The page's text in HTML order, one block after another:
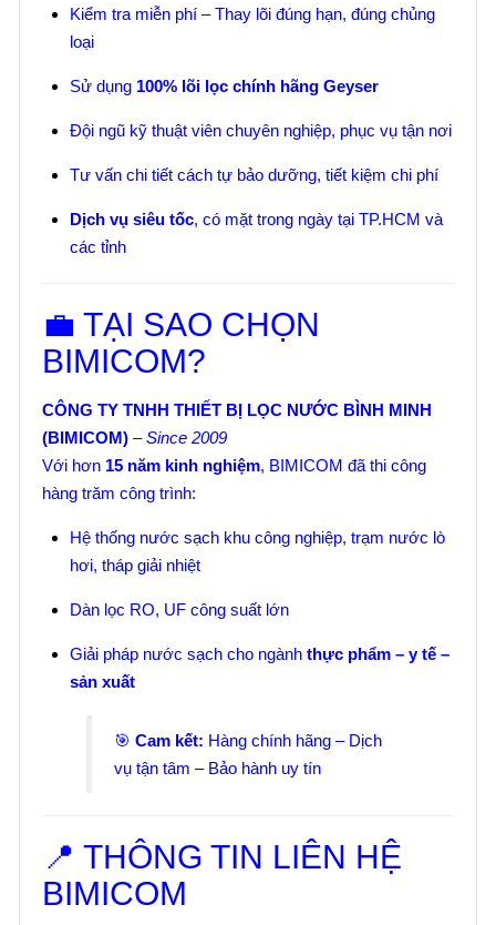
Kiểm tra miễn phí – Thay lõi đúng hạn, đúng chủng
loại
Sử dụng 100% lõi lọc chính hãng Geyser
Đội ngũ kỹ thuật viên chuyên nghiệp, phục vụ tận nơi
Tư vấn chi tiết cách tự bảo dưỡng, tiết kiệm chi phí
Dịch vụ siêu tốc, có mặt trong ngày tại TP.HCM và
các tỉnh
💼 TẠI SAO CHỌN
BIMICOM?
CÔNG TY TNHH THIẾT BỊ LỌC NƯỚC BÌNH MINH
(BIMICOM) –Since 2009
Với hơn 15 năm kinh nghiệm, BIMICOM đã thi công
hàng trăm công trình:
Hệ thống nước sạch khu công nghiệp, trạm nước lò
hơi, tháp giải nhiệt
Dàn lọc RO, UF công suất lớn
Giải pháp nước sạch cho ngành thực phẩm – y tế –
sản xuất
🎯 Cam kết: Hàng chính hãng – Dịch
vụ tận tâm – Bảo hành uy tín
📍 THÔNG TIN LIÊN HỆ
BIMICOM